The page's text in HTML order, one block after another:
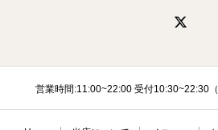
営業時間:11:00~22:00 受付10:30~22:30